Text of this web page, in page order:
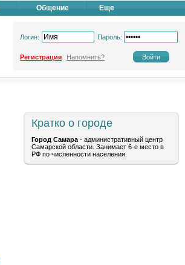
Общение Еще
Логин: Пароль:
Регистрация Напомнить?
Кратко о городе
Город Самара - административный центр
Самарской области. Занимает 6-е место в
РФ по численности населения.